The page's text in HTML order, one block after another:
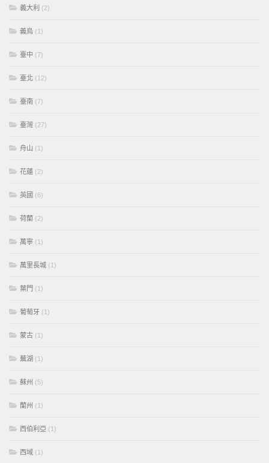
義大利 (2)
義烏 (1)
臺中 (7)
臺北 (12)
臺南 (7)
臺灣 (27)
舟山 (1)
花蓮 (2)
英國 (6)
荷蘭 (2)
萬寧 (1)
萬里長城 (1)
葉門 (1)
葡萄牙 (1)
蒙古 (1)
蕪湖 (1)
蘇州 (5)
蘭州 (1)
西伯利亞 (1)
西域 (1)